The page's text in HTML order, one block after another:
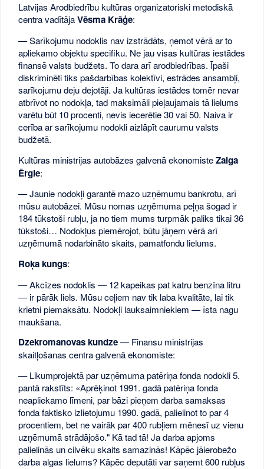
Latvijas Arodbiedrību kultūras organizatoriski metodiskā
centra vadītājaVēsma Krāģe:
— Sarīkojumu nodoklis nav izstrādāts, ņemot vērā ar to
apliekamo objektu specifiku. Ne jau visas kultūras iestādes
finansē valsts budžets. To dara arī arodbiedrības. Īpaši
diskriminēti tiks pašdarbības kolektīvi, estrādes ansambļi,
sarīkojumu deju dejotāji. Ja kultūras iestādes tomēr nevar
atbrīvot no nodokļa, tad maksimāli pieļaujamais tā lielums
varētu būt 10 procenti, nevis iecerētie 30 vai 50. Naiva ir
cerība ar sarīkojumu nodokli aizlāpīt caurumu valsts
budžetā.
Kultūras ministrijas autobāzes galvenā ekonomisteZaiga
Ērgle:
— Jaunie nodokļi garantē mazo uzņēmumu bankrotu, arī
mūsu autobāzei. Mūsu nomas uzņēmuma peļņa šogad ir
184 tūkstoši rubļu, ja no tiem mums turpmāk paliks tikai 36
tūkstoši… Nodokļus piemērojot, būtu jāņem vērā arī
uzņēmumā nodarbināto skaits, pamatfondu lielums.
Roķa kungs:
— Akcīzes nodoklis — 12 kapeikas pat katru benzīna litru
— ir pārāk liels. Mūsu ceļiem nav tik laba kvalitāte, lai tik
krietni piemaksātu. Nodokļi lauksaimniekiem — īsta nagu
maukšana.
Dzekromanovas kundze— Finansu ministrijas
skaitļošanas centra galvenā ekonomiste:
— Likumprojektā par uzņēmuma patēriņa fonda nodokli 5.
pantā rakstīts: «Aprēķinot 1991. gadā patēriņa fonda
neapliekamo līmeni, par bāzi pieņem darba samaksas
fonda faktisko izlietojumu 1990. gadā, palielinot to par 4
procentiem, bet ne vairāk par 400 rubļiem mēnesī uz vienu
uzņēmumā strādājošo." Kā tad tā! Ja darba apjoms
palielinās un cilvēku skaits samazinās! Kāpēc jāierobežo
darba algas lielums? Kāpēc deputāti var saņemt 600 rubļus